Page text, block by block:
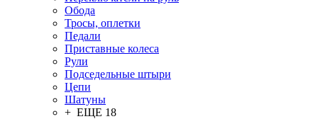
Обода
Тросы, оплетки
Педали
Приставные колеса
Рули
Подседельные штыри
Цепи
Шатуны
+ ЕЩЕ 18